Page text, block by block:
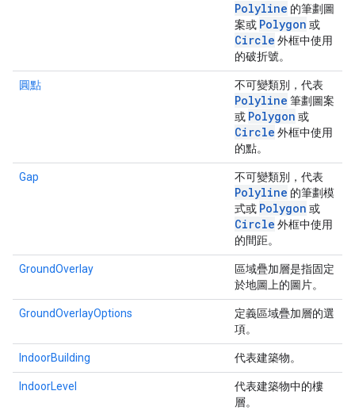
Polyline 的筆劃圖
案或 Polygon 或
Circle 外框中使用
的破折號。
圓點 不可變類別，代表
Polyline 筆劃圖案
或 Polygon 或
Circle 外框中使用
的點。
Gap 不可變類別，代表
Polyline 的筆劃模
式或 Polygon 或
Circle 外框中使用
的間距。
GroundOverlay
區域疊加層是指固定
於地圖上的圖片。
GroundOverlayOptions
定義區域疊加層的選
項。
IndoorBuilding 代表建築物。
IndoorLevel
代表建築物中的樓
層。